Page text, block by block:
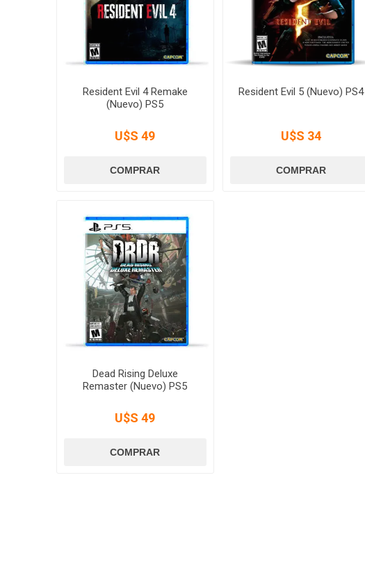
Resident Evil 4 Remake
(Nuevo) PS5
U$S 49
Resident Evil 5 (Nuevo) PS4
U$S 34
Dead Rising Deluxe
Remaster (Nuevo) PS5
U$S 49